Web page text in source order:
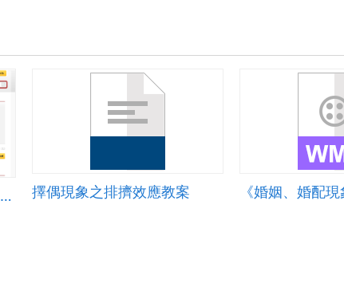
Freesound聲音庫：Filling a pan with water 擇偶現象之排擠效應教案